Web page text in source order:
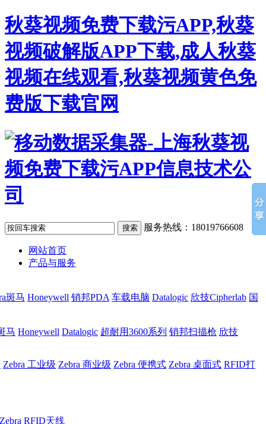
秋葵视频免费下载污APP,秋葵
视频破解版APP下载,成人秋葵
视频在线观看,秋葵视频黄色免
费版下载官网
服务热线：18019766608
网站首页
产品与服务
斑马 Honeywell 销邦PDA 车载电脑 Datalogic 欣技Cipherlab 国
马 Honeywell Datalogic 超耐用3600系列 销邦扫描枪 欣技
Zebra 工业级 Zebra 商业级 Zebra 便携式 Zebra 桌面式 RFID打
Zebra RFID天线